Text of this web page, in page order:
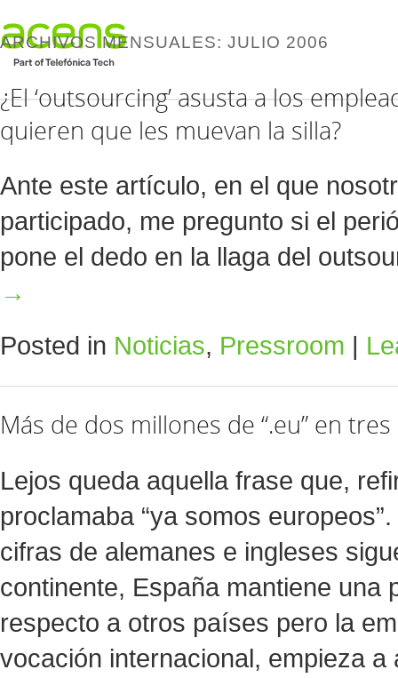
ARCHIVOS MENSUALES: JULIO 2006
¿El ‘outsourcing’ asusta a los
quieren que les muevan la silla?
Ante este artículo, en el que
participado, me pregunto si el
pone el dedo en la llaga del
→
Posted in Noticias, Pressroom
Más de dos millones de “.eu” en
Lejos queda aquella frase que,
proclamaba “ya somos
cifras de alemanes e ingleses
continente, España mantiene una
respecto a otros países pero la
vocación internacional, empieza a